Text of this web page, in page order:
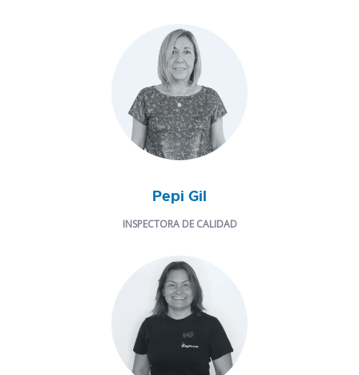
Pepi Gil
INSPECTORA DE CALIDAD